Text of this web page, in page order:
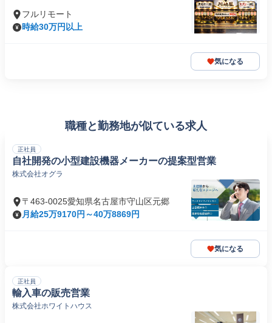
フルリモート
時給30万円以上
気になる
職種と勤務地が似ている求人
正社員
自社開発の小型建設機器メーカーの提案型営業
株式会社オグラ
〒463-0025愛知県名古屋市守山区元郷
月給25万9170円～40万8869円
気になる
正社員
輸入車の販売営業
株式会社ホワイトハウス